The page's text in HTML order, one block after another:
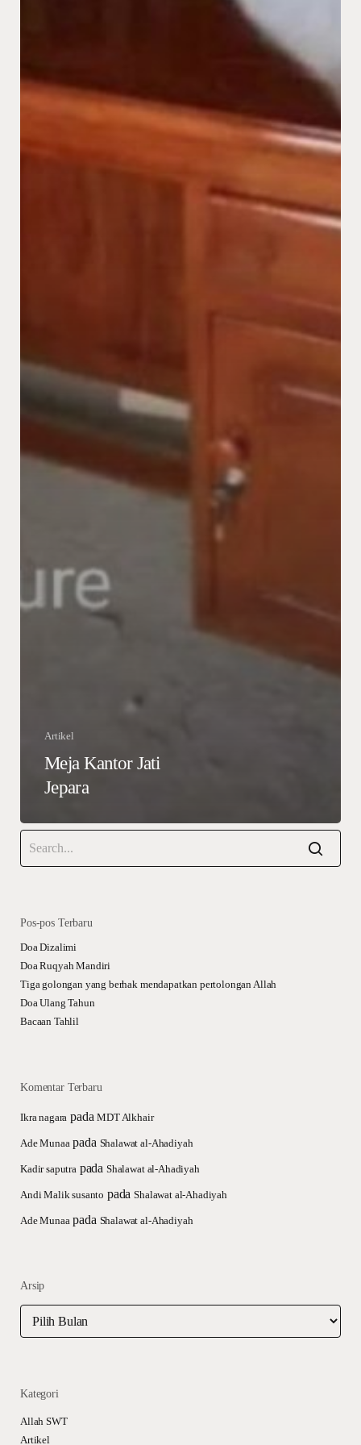
Artikel
Meja Kantor Jati
Jepara
Pos-pos Terbaru
Doa Dizalimi
Doa Ruqyah Mandiri
Tiga golongan yang berhak mendapatkan pertolongan Allah
Doa Ulang Tahun
Bacaan Tahlil
Komentar Terbaru
Ikra nagara padaMDT Alkhair
Ade Munaa pada Shalawat al-Ahadiyah
Kadir saputra pada Shalawat al-Ahadiyah
Andi Malik susanto padaShalawat al-Ahadiyah
Ade Munaa pada Shalawat al-Ahadiyah
Arsip
Kategori
Allah SWT
Artikel